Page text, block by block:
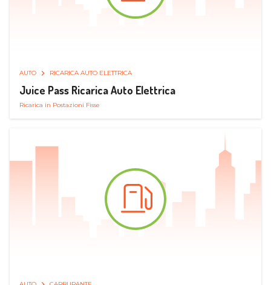
AUTO RICARICA AUTO ELETTRICA
Juice Pass Ricarica Auto Elettrica
Ricarica in Postazioni Fisse